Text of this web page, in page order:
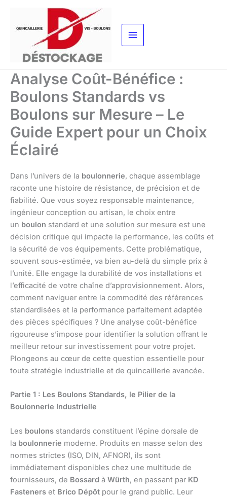
contenu
Analyse Coût-Bénéfice :
Boulons Standards vs
Boulons sur Mesure – Le
Guide Expert pour un Choix
Éclairé
Dans l’univers de la boulonnerie, chaque assemblage
raconte une histoire de résistance, de précision et de
fiabilité. Que vous soyez responsable maintenance,
ingénieur conception ou artisan, le choix entre
un boulon standard et une solution sur mesure est une
décision critique qui impacte la performance, les coûts et
la sécurité de vos équipements. Cette problématique,
souvent sous-estimée, va bien au-delà du simple prix à
l’unité. Elle engage la durabilité de vos installations et
l’efficacité de votre chaîne d’approvisionnement. Alors,
comment naviguer entre la commodité des références
standardisées et la performance parfaitement adaptée
des pièces spécifiques ? Une analyse coût-bénéfice
rigoureuse s’impose pour identifier la solution offrant le
meilleur retour sur investissement pour votre projet.
Plongeons au cœur de cette question essentielle pour
toute stratégie industrielle et de quincaillerie avancée.
Partie 1 : Les Boulons Standards, le Pilier de la
Boulonnerie Industrielle
Les boulons standards constituent l’épine dorsale de
la boulonnerie moderne. Produits en masse selon des
normes strictes (ISO, DIN, AFNOR), ils sont
immédiatement disponibles chez une multitude de
fournisseurs, de Bossard à Würth, en passant par KD
Fasteners et Brico Dépôt pour le grand public. Leur